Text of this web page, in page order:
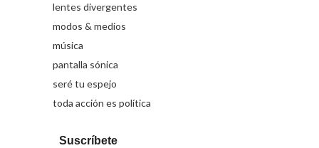
lentes divergentes
modos & medios
música
pantalla sónica
seré tu espejo
toda acción es política
Suscríbete